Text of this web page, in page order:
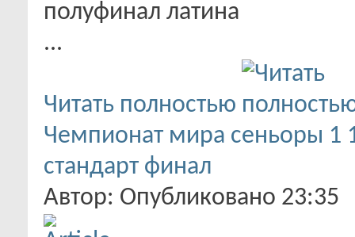
полуфинал латина
...
Читать полностью
Чемпионат мира сеньоры 1
стандарт финал
Автор: Опубликовано